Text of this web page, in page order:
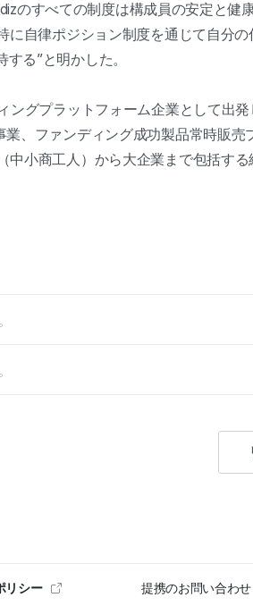
のすべての制度は構成員の安定と
に自律ポジション制度を通じて自分
る”と明かした。
ングプラットフォーム企業として出
業、ファンディング成功製品常時販
中小商工人）から大企業まで包括す
リシー 提携のお問い合わせ